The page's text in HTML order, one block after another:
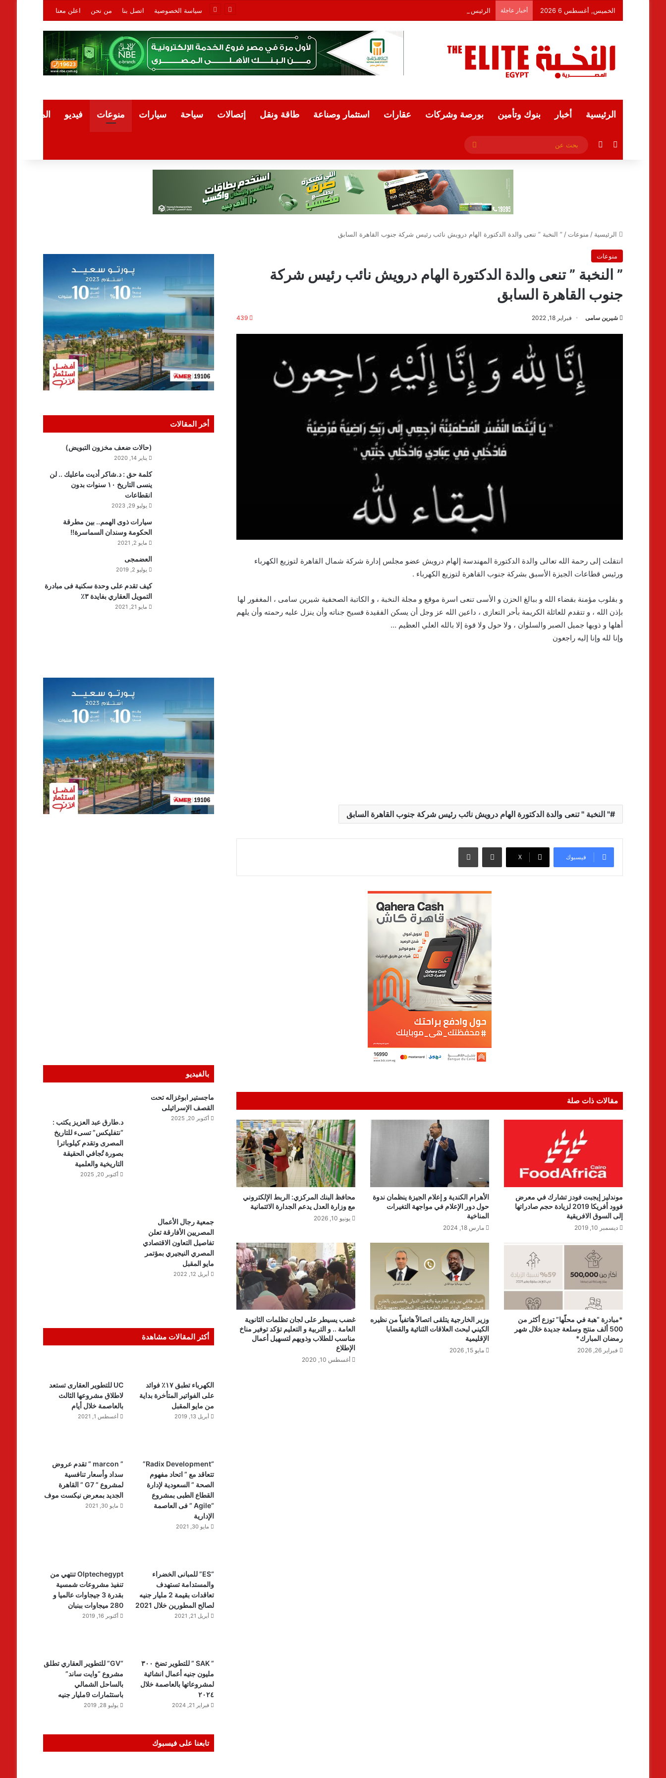
الخميس, أغسطس 6 2026 أخبار عاجلة سياسة الخصوصية اتصل بنا من نحن اعلن معنا
الرئيسية أخبار بنوك وتأمين بورصة وشركات عقارات استثمار وصناعة طاقة ونقل إتصالات سياحة سيارات منوعات فيديو المقالات
فيسبوكملخص الموقع RSS
بحث
عن
الرئيسية / منوعات /” النخبة ” تنعى والدة الدكتورة الهام درويش نائب رئيس شركة جنوب القاهرة السابق
منوعات
” النخبة ” تنعى والدة الدكتورة الهام درويش نائب رئيس شركة
جنوب القاهرة السابق
شيرين سامى فبراير 18, 2022 439
انتقلت إلى رحمة الله تعالى والدة الدكتورة المهندسة إلهام درويش عضو مجلس إدارة شركة شمال القاهرة لتوزيع الكهرباء
ورئيس قطاعات الجيزة الأسبق بشركة جنوب القاهرة لتوزيع الكهرباء .
و بقلوب مؤمنة بقضاء الله و ببالغ الحزن و الأسى تنعى اسرة موقع و مجلة النخبة ، و الكاتبة الصحفية شيرين سامى ، المغفور لها
بإذن الله ، و تتقدم للعائلة الكريمة بأحر التعازى ، داعين الله عز وجل أن يسكن الفقيدة فسيح جناته وأن ينزل عليه رحمته وأن يلهم
أهلها و ذويها جميل الصبر والسلوان ، ولا حول ولا قوة إلا بالله العلي العظيم …
وإنا لله وإنا إليه راجعون
" النخبة " تنعى والدة الدكتورة الهام درويش نائب رئيس شركة جنوب القاهرة السابق
فيسبوك ‫X
مشاركة عبر البريد طباعة
مقالات ذات صلة
موندليز إيجبت فودز تشارك في معرض
فوود أفريكا 2019 لزيادة حجم صادراتها
إلى السوق الافريقية
ديسمبر 10, 2019
الأهرام الكندية و إعلام الجيزة ينظمان ندوة
حول دور الإعلام في مواجهة التغيرات
المناخية
مارس 18, 2024
محافظ البنك المركزي: الربط الإلكتروني
مع وزارة العدل يدعم الجدارة الائتمانية
يونيو 10, 2026
*مبادرة “هبة في محلّها” توزع أكثر من
500 ألف منتج وسلعة جديدة خلال شهر
رمضان المبارك*
فبراير 26, 2026
وزير الخارجية يتلقى اتصالاً هاتفياً من نظيره
الكيني لبحث العلاقات الثنائية والقضايا
الإقليمية
مايو 15, 2026
غضب يسيطر على لجان تظلمات الثانوية
العامة .. و التربية و التعليم تؤكد توفير مناخ
مناسب للطلاب وذويهم لتسهيل أعمال
الإطلاع
أغسطس 10, 2020
أخر المقالات
(حالات ضعف مخزون التبويض)
يناير 14, 2020
كلمة حق : د.شاكر أديت ماعليك .. لن
ينسى التاريخ ١٠ سنوات بدون
انقطاعات
يوليو 29, 2023
سيارات ذوى الهمم.. بين مطرقة
الحكومة وسندان السماسرة!!
مايو 2, 2021
العضمجى
يوليو 2, 2019
كيف تقدم على وحدة سكنية فى مبادرة
التمويل العقاري بفايدة ٣٪
مايو 21, 2021
بالفيديو
ماجستير ابوغزاله تحت
القصف الإسرائيلى
أكتوبر 20, 2025
د.طارق عبد العزيز يكتب :
“نتفليكس” تسىء للتاريخ
المصرى وتقدم كيلوباترا
بصورة تُجافي الحقيقة
التاريخية والعلمية
أكتوبر 20, 2025
جمعية رجال الأعمال
المصريين الأفارقة تعلن
تفاصيل التعاون الاقتصادي
المصري النيجيري بمؤتمر
مايو المقبل
أبريل 12, 2022
أكثر المقالات مشاهدة
الكهرباء تطبق ١٧٪ فوائد
على الفواتير المتأخرة بداية
من مايو المقبل
أبريل 13, 2019
UC للتطوير العقارى تستعد
لاطلاق مشروعها الثالث
بالعاصمة خلال أيام
أغسطس 1, 2021
“Radix Development”
تتعاقد مع ” اتحاد مفهوم
الصحة ” السعودية لإدارة
القطاع الطبى بمشروع
“Agile ” فى العاصمة
الإدارية
مايو 30, 2021
” marcon ” تقدم عروض
سداد وأسعار تنافسية
لمشروع ” G7 ” القاهرة
الجديد بمعرض نيكست موف
مايو 30, 2021
“ES” للمبانى الخضراء
والمستدامة تستهدف
تعاقدات بقيمة 2 مليار جنيه
لصالح المطورين خلال 2021
أبريل 21, 2021
Olptechegypt تنتهي من
تنفيذ مشروعات شمسية
بقدرة 3 جيجاوات عالميا و
280 ميجاوات ببنبان
أكتوبر 16, 2019
” SAK ” للتطوير تضخ ٣٠٠
مليون جنيه أعمال انشائية
لمشروعاتها بالعاصمة خلال
٢٠٢٤
فبراير 21, 2024
“GV” للتطوير العقاري تطلق
مشروع “وايت ساند”
بالساحل الشمالي
باستثمارات 9مليار جنيه
يوليو 28, 2019
تابعنا على فيسبوك